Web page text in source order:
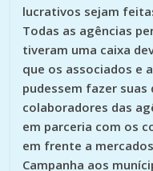
lucrativos sejam
Todas as agências
tiveram uma caixa
que os associados e
pudessem fazer suas
colaboradores das
em parceria com os
em frente a
Campanha aos